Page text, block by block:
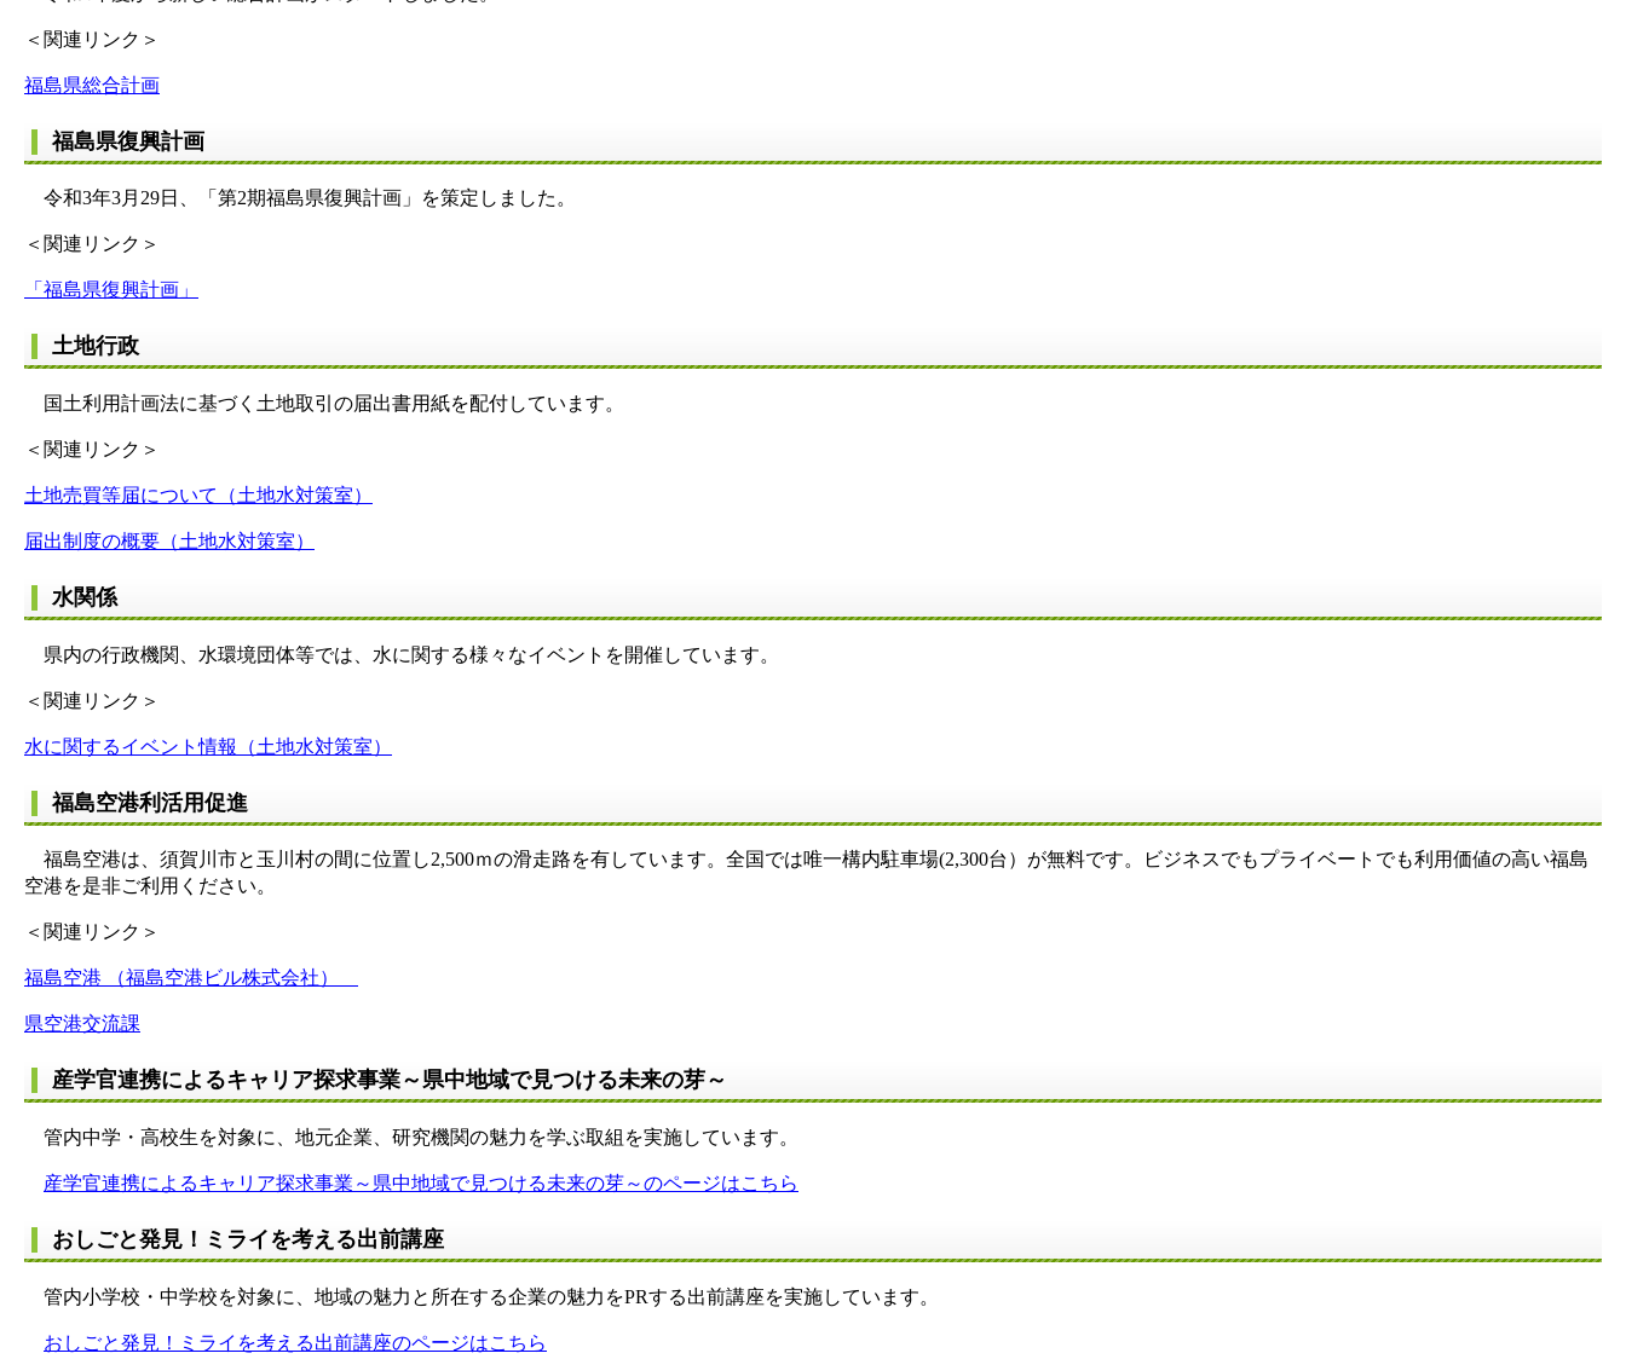
＜関連リンク＞
福島県総合計画
福島県復興計画
令和3年3月29日、「第2期福島県復興計画」を策定しました。
＜関連リンク＞
「福島県復興計画」
土地行政
国土利用計画法に基づく土地取引の届出書用紙を配付しています。
＜関連リンク＞
土地売買等届について（土地水対策室）
届出制度の概要（土地水対策室）
水関係
県内の行政機関、水環境団体等では、水に関する様々なイベントを開催しています。
＜関連リンク＞
水に関するイベント情報（土地水対策室）
福島空港利活用促進
福島空港は、須賀川市と玉川村の間に位置し2,500ｍの滑走路を有しています。全国では唯一構内駐車場(2,300台）が無料です。ビジネスでもプライベートでも利用価値の高い福島
空港を是非ご利用ください。
＜関連リンク＞
福島空港 （福島空港ビル株式会社）
県空港交流課
産学官連携によるキャリア探求事業～県中地域で見つける未来の芽～
管内中学・高校生を対象に、地元企業、研究機関の魅力を学ぶ取組を実施しています。
産学官連携によるキャリア探求事業～県中地域で見つける未来の芽～のページはこちら
おしごと発見！ミライを考える出前講座
管内小学校・中学校を対象に、地域の魅力と所在する企業の魅力をPRする出前講座を実施しています。
おしごと発見！ミライを考える出前講座のページはこちら